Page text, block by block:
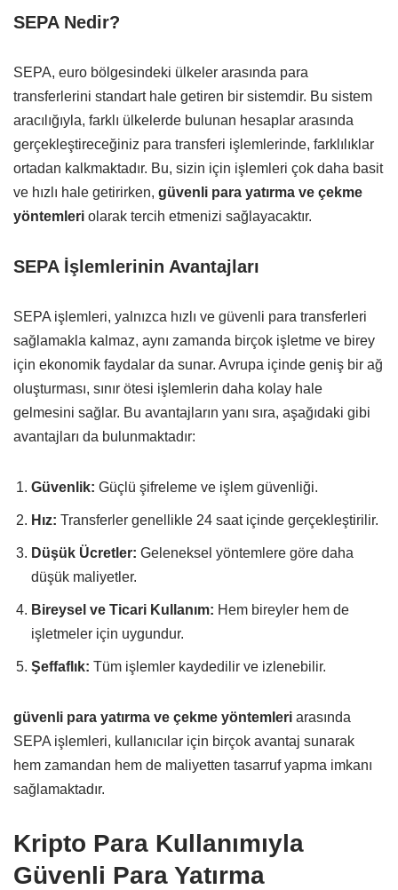
SEPA Nedir?
SEPA, euro bölgesindeki ülkeler arasında para
transferlerini standart hale getiren bir sistemdir. Bu sistem
aracılığıyla, farklı ülkelerde bulunan hesaplar arasında
gerçekleştireceğiniz para transferi işlemlerinde, farklılıklar
ortadan kalkmaktadır. Bu, sizin için işlemleri çok daha basit
ve hızlı hale getirirken, güvenli para yatırma ve çekme
yöntemleri olarak tercih etmenizi sağlayacaktır.
SEPA İşlemlerinin Avantajları
SEPA işlemleri, yalnızca hızlı ve güvenli para transferleri
sağlamakla kalmaz, aynı zamanda birçok işletme ve birey
için ekonomik faydalar da sunar. Avrupa içinde geniş bir ağ
oluşturması, sınır ötesi işlemlerin daha kolay hale
gelmesini sağlar. Bu avantajların yanı sıra, aşağıdaki gibi
avantajları da bulunmaktadır:
Güvenlik: Güçlü şifreleme ve işlem güvenliği.
Hız: Transferler genellikle 24 saat içinde gerçekleştirilir.
Düşük Ücretler: Geleneksel yöntemlere göre daha
düşük maliyetler.
Bireysel ve Ticari Kullanım: Hem bireyler hem de
işletmeler için uygundur.
Şeffaflık: Tüm işlemler kaydedilir ve izlenebilir.
güvenli para yatırma ve çekme yöntemleri arasında
SEPA işlemleri, kullanıcılar için birçok avantaj sunarak
hem zamandan hem de maliyetten tasarruf yapma imkanı
sağlamaktadır.
Kripto Para Kullanımıyla
Güvenli Para Yatırma